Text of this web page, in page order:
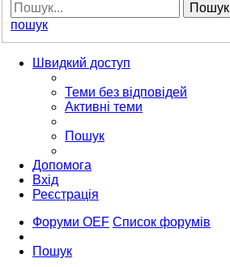
Пошук
пошук
Швидкий доступ
Теми без відповідей
Активні теми
Пошук
Допомога
Вхід
Реєстрація
Форуми OEF Список форумів
Пошук